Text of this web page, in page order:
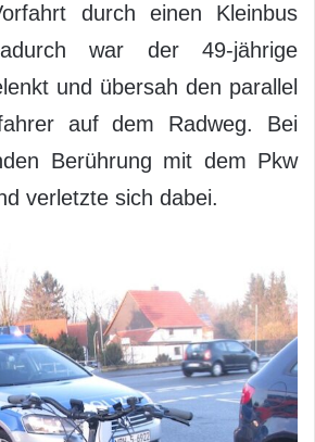
durch einen Kleinbus
war der 49-jährige
und übersah den parallel
auf dem Radweg. Bei
Berührung mit dem Pkw
verletzte sich dabei.